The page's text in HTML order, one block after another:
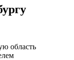
область